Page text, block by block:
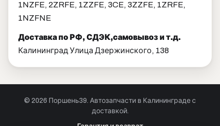
1NZFE, 2ZRFE, 1ZZFE, 3CE, 3ZZFE, 1ZRFE,
1NZFNE
Доставка по РФ, СДЭК,самовывоз и т.д.
Калининград Улица Дзержинского, 138
© 2026 Поршень39. Автозапчасти в Калининграде с
доставкой.